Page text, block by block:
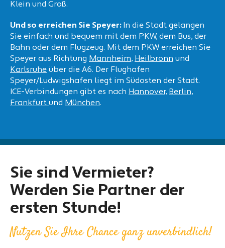
Klein und Groß.
Und so erreichen Sie Speyer: In die Stadt gelangen
Sie einfach und bequem mit dem PKW, dem Bus, der
Bahn oder dem Flugzeug. Mit dem PKW erreichen Sie
Speyer aus Richtung Mannheim, Heilbronn und
Karlsruhe über die A6. Der Flughafen
Speyer/Ludwigshafen liegt im Südosten der Stadt.
ICE-Verbindungen gibt es nach Hannover, Berlin,
Frankfurt und München.
Sie sind Vermieter?
Werden Sie Partner der
ersten Stunde!
Nutzen Sie Ihre Chance ganz unverbindlich!